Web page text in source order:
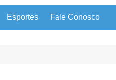
Esportes Fale Conosco